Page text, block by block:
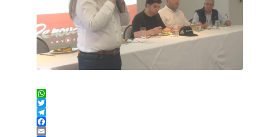
WhatsApp
Twitter
Telegram
Facebook